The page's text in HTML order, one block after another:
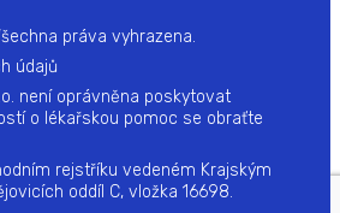
práva vyhrazena.
údajů
není oprávněna poskytovat
o lékařskou pomoc se obraťte
rejstříku vedeném Krajským
oddíl C, vložka 16698.